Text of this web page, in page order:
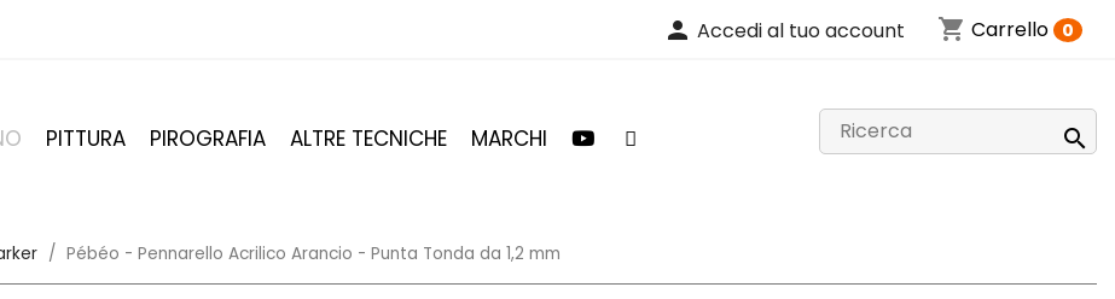
person Accedi al tuo account shopping_cart Carrello 0
PITTURA PIROGRAFIA ALTRE TECNICHE MARCHI 
Pébéo - Pennarello Acrilico Arancio - Punta Tonda da 1,2 mm